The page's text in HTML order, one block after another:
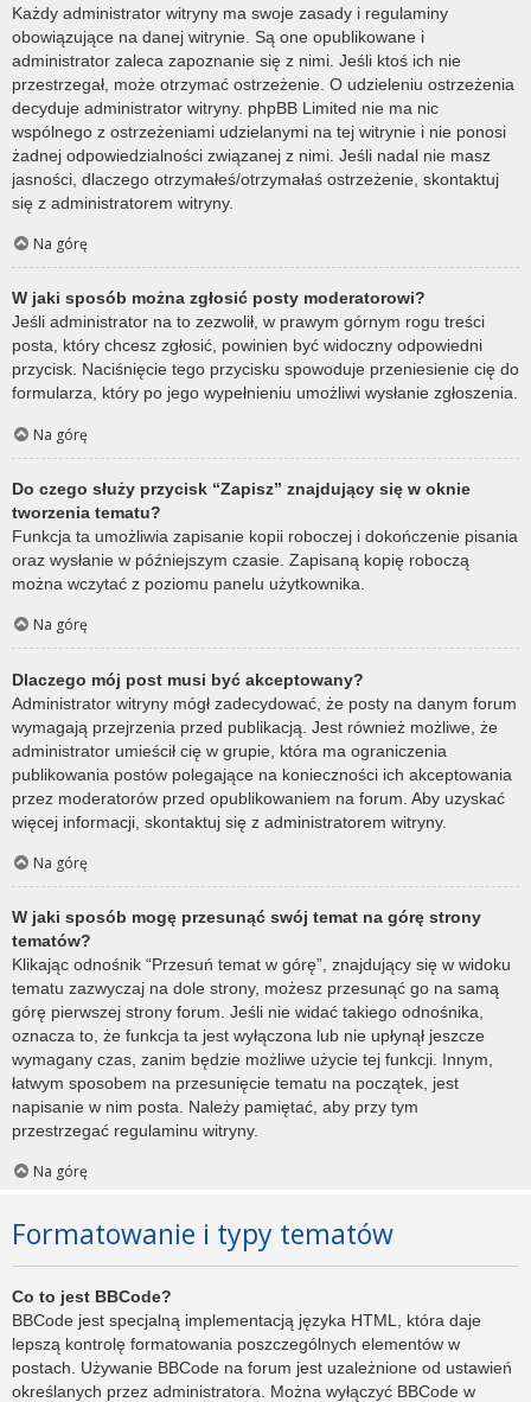
Każdy administrator witryny ma swoje zasady i regulaminy
obowiązujące na danej witrynie. Są one opublikowane i
administrator zaleca zapoznanie się z nimi. Jeśli ktoś ich nie
przestrzegał, może otrzymać ostrzeżenie. O udzieleniu ostrzeżenia
decyduje administrator witryny. phpBB Limited nie ma nic
wspólnego z ostrzeżeniami udzielanymi na tej witrynie i nie ponosi
żadnej odpowiedzialności związanej z nimi. Jeśli nadal nie masz
jasności, dlaczego otrzymałeś/otrzymałaś ostrzeżenie, skontaktuj
się z administratorem witryny.
Na górę
W jaki sposób można zgłosić posty moderatorowi?
Jeśli administrator na to zezwolił, w prawym górnym rogu treści
posta, który chcesz zgłosić, powinien być widoczny odpowiedni
przycisk. Naciśnięcie tego przycisku spowoduje przeniesienie cię do
formularza, który po jego wypełnieniu umożliwi wysłanie zgłoszenia.
Na górę
Do czego służy przycisk “Zapisz” znajdujący się w oknie
tworzenia tematu?
Funkcja ta umożliwia zapisanie kopii roboczej i dokończenie pisania
oraz wysłanie w późniejszym czasie. Zapisaną kopię roboczą
można wczytać z poziomu panelu użytkownika.
Na górę
Dlaczego mój post musi być akceptowany?
Administrator witryny mógł zadecydować, że posty na danym forum
wymagają przejrzenia przed publikacją. Jest również możliwe, że
administrator umieścił cię w grupie, która ma ograniczenia
publikowania postów polegające na konieczności ich akceptowania
przez moderatorów przed opublikowaniem na forum. Aby uzyskać
więcej informacji, skontaktuj się z administratorem witryny.
Na górę
W jaki sposób mogę przesunąć swój temat na górę strony
tematów?
Klikając odnośnik “Przesuń temat w górę”, znajdujący się w widoku
tematu zazwyczaj na dole strony, możesz przesunąć go na samą
górę pierwszej strony forum. Jeśli nie widać takiego odnośnika,
oznacza to, że funkcja ta jest wyłączona lub nie upłynął jeszcze
wymagany czas, zanim będzie możliwe użycie tej funkcji. Innym,
łatwym sposobem na przesunięcie tematu na początek, jest
napisanie w nim posta. Należy pamiętać, aby przy tym
przestrzegać regulaminu witryny.
Na górę
Formatowanie i typy tematów
Co to jest BBCode?
BBCode jest specjalną implementacją języka HTML, która daje
lepszą kontrolę formatowania poszczególnych elementów w
postach. Używanie BBCode na forum jest uzależnione od ustawień
określanych przez administratora. Można wyłączyć BBCode w